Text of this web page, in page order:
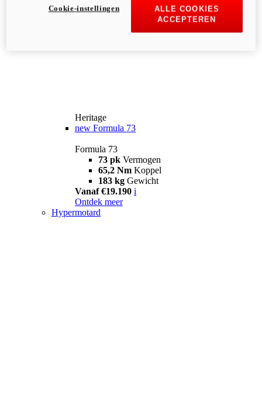
Heritage
new Formula 73
Formula 73
73 pk Vermogen
65,2 Nm Koppel
183 kg Gewicht
Vanaf €19.190 i
Ontdek meer
Hypermotard
ALLE COOKIES
ACCEPTEREN
Cookie-instellingen